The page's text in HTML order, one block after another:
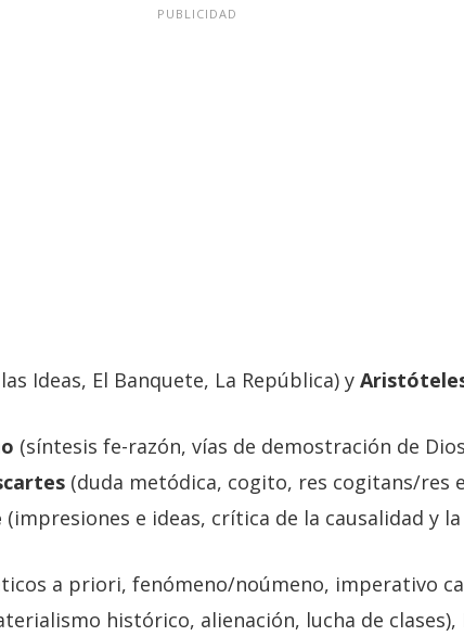
Ideas, El Banquete, La República) y
(síntesis fe-razón, vías de demostración de
(duda metódica, cogito, res cogitans/res
(impresiones e ideas, crítica de la causalidad y
a priori, fenómeno/noúmeno, imperativo
histórico, alienación, lucha de clases),